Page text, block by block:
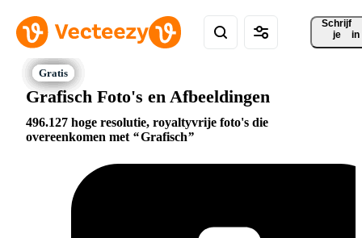
Schrijf
je
in
Grafisch Foto's en Afbeeldingen
496.127 hoge resolutie, royaltyvrije foto's die
overeenkomen met
Grafisch